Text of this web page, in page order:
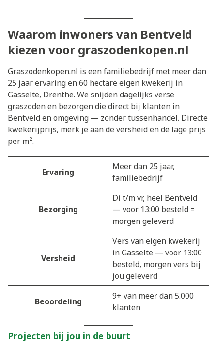
Waarom inwoners van Bentveld
kiezen voor graszodenkopen.nl
Graszodenkopen.nl is een familiebedrijf met meer dan
25 jaar ervaring en 60 hectare eigen kwekerij in
Gasselte, Drenthe. We snijden dagelijks verse
graszoden en bezorgen die direct bij klanten in
Bentveld en omgeving — zonder tussenhandel. Directe
kwekerijprijs, merk je aan de versheid en de lage prijs
per m².
Ervaring
Meer dan 25 jaar,
familiebedrijf
Bezorging
Di t/m vr, heel Bentveld
— voor 13:00 besteld =
morgen geleverd
Versheid
Vers van eigen kwekerij
in Gasselte — voor 13:00
besteld, morgen vers bij
jou geleverd
Beoordeling
9+ van meer dan 5.000
klanten
Projecten bij jou in de buurt